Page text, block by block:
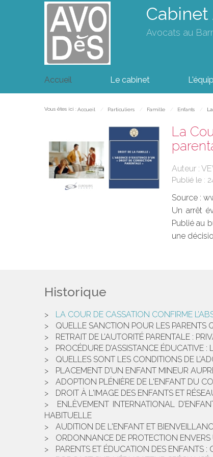
Cabinet
Avocats au
Accueil Le cabinet
Vous êtes ici : Accueil Particuliers Famille Enfants
La
Auteur :
Publié le :
Source :
Un arrêt
Publié au
une
Historique
LA COUR DE CASSATION CONFIRME
QUELLE SANCTION POUR LES PARENTS
RETRAIT DE L’AUTORITÉ PARENTALE :
PROCÉDURE D’ASSISTANCE ÉDUCATIVE
QUELLES SONT LES CONDITIONS DE
PLACEMENT D’UN ENFANT MINEUR
ADOPTION PLÉNIÈRE DE L'ENFANT DU
DROIT À L'IMAGE DES ENFANTS ET
ENLÈVEMENT INTERNATIONAL
HABITUELLE
AUDITION DE L'ENFANT ET
ORDONNANCE DE PROTECTION ENVERS
PARENTS ET ÉDUCATION DES ENFANTS